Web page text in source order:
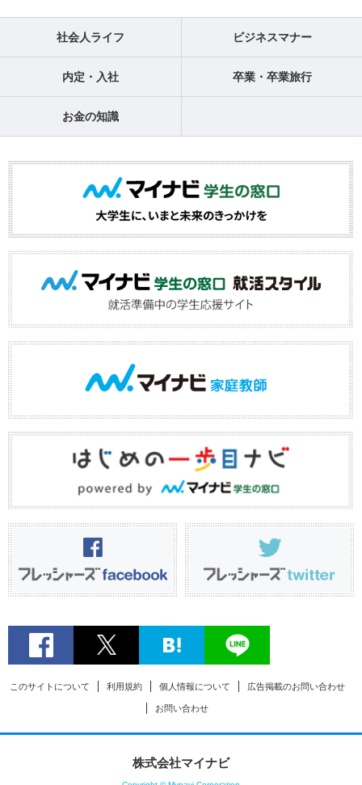
社会人ライフ ビジネスマナー
内定・入社 卒業・卒業旅行
お金の知識
このサイトについて 利用規約 個人情報について 広告掲載のお問い合わせ
お問い合わせ
株式会社マイナビ